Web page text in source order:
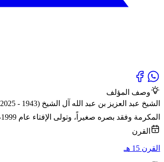
وصف المؤلف
المكرمة وفقد بصره صغيراً، وتولى الإفتاء عام 1999م خلفاً للشيخ ابن باز حتى وفاته
القرن
القرن 15 هـ